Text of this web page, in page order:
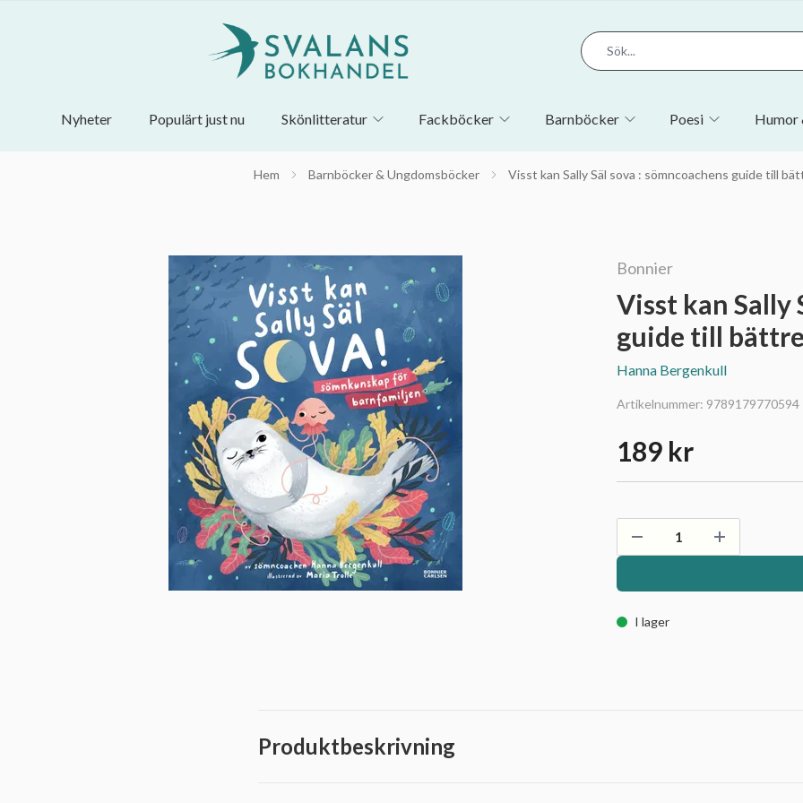
Nyheter Populärt just nu Skönlitteratur Fackböcker Barnböcker Poesi Humor
Hem Barnböcker & Ungdomsböcker Visst kan Sally Säl sova : sömncoachens guide till
Bonnier
Visst kan Sally
guide till
Hanna Bergenkull
Artikelnummer: 9789179770594
189 kr
I lager
Produktbeskrivning